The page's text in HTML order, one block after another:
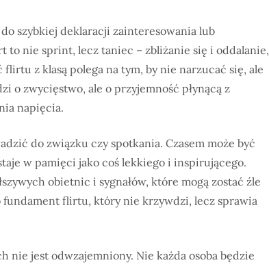
szybkiej deklaracji zainteresowania lub
nie sprint, lecz taniec – zbliżanie się i oddalanie,
z klasą polega na tym, by nie narzucać się, ale
o zwycięstwo, ale o przyjemność płynącą z
napięcia.
do związku czy spotkania. Czasem może być
w pamięci jako coś lekkiego i inspirującego.
obietnic i sygnałów, które mogą zostać źle
fundament flirtu, który nie krzywdzi, lecz sprawia
jest odwzajemniony. Nie każda osoba będzie